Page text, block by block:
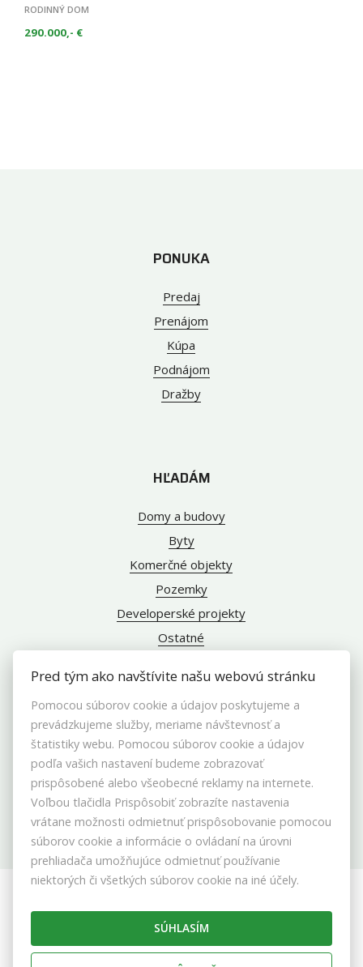
RODINNÝ DOM
290.000,- €
PONUKA
Predaj
Prenájom
Kúpa
Podnájom
Dražby
HĽADÁM
Domy a budovy
Byty
Komerčné objekty
Pozemky
Developerské projekty
Ostatné
INFO
Makléri
Napíšte nám
Kontakt
Blog
Nastavenie cookies
Stromová 13587/9A, Bratislava 831 01, E-mail: info@abertal.sk
Pred tým ako navštívite našu webovú stránku
Pomocou súborov cookie a údajov poskytujeme a
prevádzkujeme služby, meriame návštevnosť a
štatistiky webu. Pomocou súborov cookie a údajov
podľa vašich nastavení budeme zobrazovať
prispôsobené alebo všeobecné reklamy na internete.
Voľbou tlačidla Prispôsobiť zobrazíte nastavenia
vrátane možnosti odmietnuť prispôsobovanie pomocou
súborov cookie a informácie o ovládaní na úrovni
prehliadača umožňujúce odmietnuť používanie
niektorých či všetkých súborov cookie na iné účely.
SÚHLASÍM